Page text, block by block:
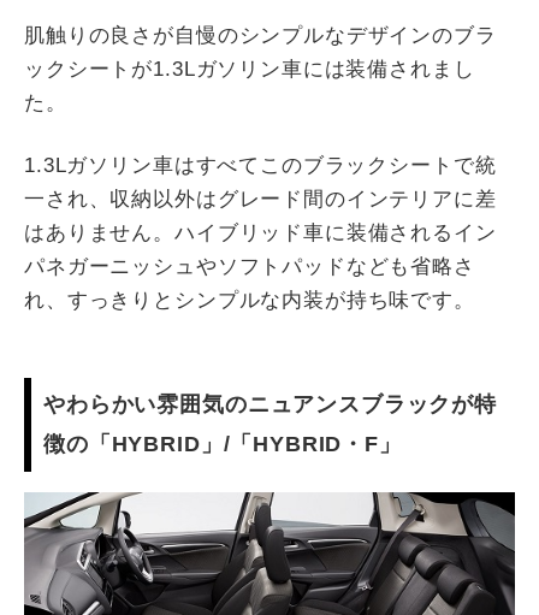
肌触りの良さが自慢のシンプルなデザインのブラ
ックシートが1.3Lガソリン車には装備されまし
た。
1.3Lガソリン車はすべてこのブラックシートで統
一され、収納以外はグレード間のインテリアに差
はありません。ハイブリッド車に装備されるイン
パネガーニッシュやソフトパッドなども省略さ
れ、すっきりとシンプルな内装が持ち味です。
やわらかい雰囲気のニュアンスブラックが特
徴の「HYBRID」/「HYBRID・F」